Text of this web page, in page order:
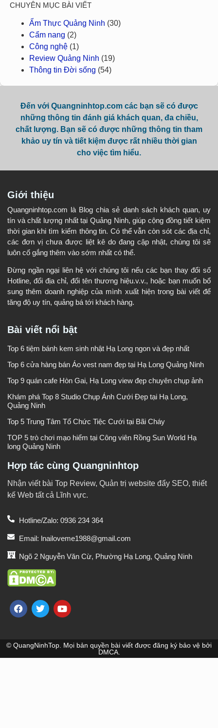
CHUYÊN MỤC BÀI VIẾT
Ẩm Thực Quảng Ninh (30)
Cẩm nang (2)
Công nghệ (1)
Review Quảng Ninh (19)
Thông tin Đời sống (54)
Đến với Quangninhtop.com các bạn sẽ có được
những thông tin đánh giá khách quan, đa chiều,
chất lượng. Bạn sẽ có được những thông tin tham
khảo uy tín và tiết kiệm được rất nhiều thời gian
cho việc tìm hiểu.
Giới thiệu
Quangninhtop.com là Blog chia sẻ danh sách khách quan, uy
tín và chất lượng nhất tại Quảng Ninh, giúp cộng đồng tiết kiệm
thời gian khi tìm kiếm thông tin. Có thể vẫn còn sót các địa chỉ,
các đơn vị chưa được liệt kê do đang cập nhật, chúng tôi sẽ
luôn cố gắng thêm vào sớm nhất có thể.
Đừng ngần ngại liên hệ với chúng tôi nếu các bạn thay đổi số
Hotline, đổi địa chỉ, đổi tên thương hiệu.v.v., hoặc bạn muốn bổ
sung thêm doanh nghiệp của mình xuất hiện trong bài viết để
tăng độ uy tín, quảng bá tới khách hàng.
Bài viết nổi bật
Top 6 tiệm bánh kem sinh nhật Hạ Long ngon và đẹp nhất
Top 6 cửa hàng bán Áo vest nam đẹp tại Hạ Long Quảng Ninh
Top 9 quán cafe Hòn Gai, Hạ Long view đẹp chuyên chụp ảnh
Khám phá Top 8 Studio Chụp Ảnh Cưới Đẹp tại Hạ Long,
Quảng Ninh
Top 5 Trung Tâm Tổ Chức Tiệc Cưới tại Bãi Cháy
TOP 5 trò chơi mạo hiểm tại Công viên Rồng Sun World Hạ
long Quảng Ninh
Hợp tác cùng Quangninhtop
Nhận viết bài Top Review, Quản trị website đẩy SEO, thiết
kế Web tất cả Lĩnh vực.
Hotline/Zalo: 0936 234 364
Email: lnailoveme1988@gmail.com
Ngõ 2 Nguyễn Văn Cừ, Phường Hạ Long, Quảng Ninh
© QuangNinhTop. Mọi bản quyền bài viết được đăng ký bảo vệ bởi
DMCA.